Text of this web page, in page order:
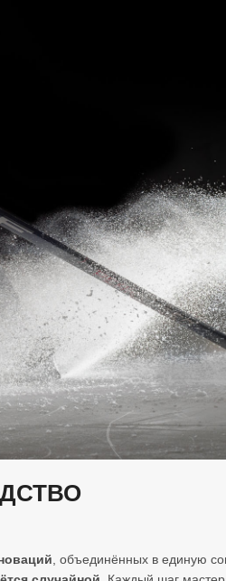
, объединённых в единую